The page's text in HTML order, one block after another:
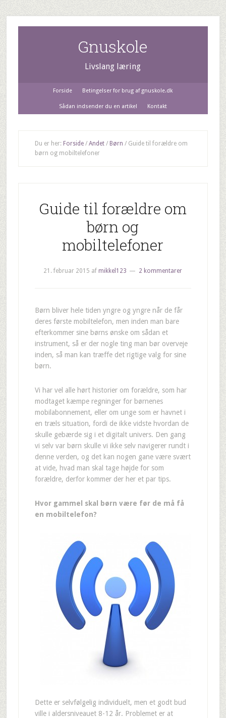
Gnuskole
Livslang læring
Forside Betingelser for brug af gnuskole.dk
Sådan indsender du en artikel Kontakt
Du er her: Forside / Andet / Børn /Guide til forældre om
børn og mobiltelefoner
Guide til forældre om
børn og
mobiltelefoner
21. februar 2015 af mikkel123 2 kommentarer
Børn bliver hele tiden yngre og yngre når de får
deres første mobiltelefon, men inden man bare
efterkommer sine børns ønske om sådan et
instrument, så er der nogle ting man bør overveje
inden, så man kan træffe det rigtige valg for sine
børn.
Vi har vel alle hørt historier om forældre, som har
modtaget kæmpe regninger for børnenes
mobilabonnement, eller om unge som er havnet i
en træls situation, fordi de ikke vidste hvordan de
skulle gebærde sig i et digitalt univers. Den gang
vi selv var børn skulle vi ikke selv navigerer rundt i
denne verden, og det kan nogen gane være svært
at vide, hvad man skal tage højde for som
forældre, derfor kommer der her et par tips.
Hvor gammel skal børn være før de må få
en mobiltelefon?
Dette er selvfølgelig individuelt, men et godt bud
ville i aldersniveauet 8-12 år. Problemet er at